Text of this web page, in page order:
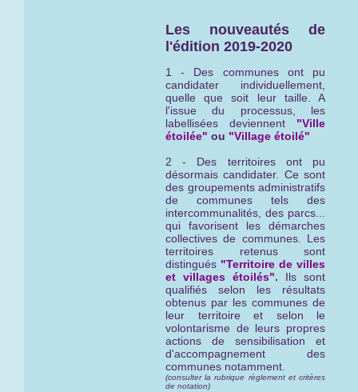
Les nouveautés de
l'édition 2019-2020
1 - Des communes ont pu
candidater individuellement,
quelle que soit leur taille. A
l'issue du processus, les
labellisées deviennent "Ville
étoilée" ou "Village étoilé"
2 - Des territoires ont pu
désormais candidater. Ce sont
des groupements administratifs
de communes tels des
intercommunalités, des parcs...
qui favorisent les démarches
collectives de communes. Les
territoires retenus sont
distingués "Territoire de villes
et villages étoilés". Ils sont
qualifiés selon les résultats
obtenus par les communes de
leur territoire et selon le
volontarisme de leurs propres
actions de sensibilisation et
d'accompagnement des
communes notamment.
(consulter la rubrique règlement et critères
de notation)